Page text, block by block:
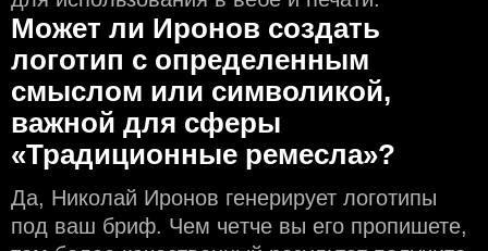
Может ли Иронов создать
логотип с определeнным
смыслом или символикой,
важной для сферы
«Традиционные ремесла»?
Да, Николай Иронов генерирует логотипы
под ваш бриф. Чем чeтче вы его пропишете,